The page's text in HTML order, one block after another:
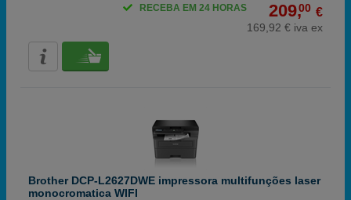
209,00 €
169,92 € iva ex
RECEBA EM 24 HORAS
Brother DCP-L2627DWE impressora multifunções laser
monocromatica WIFI